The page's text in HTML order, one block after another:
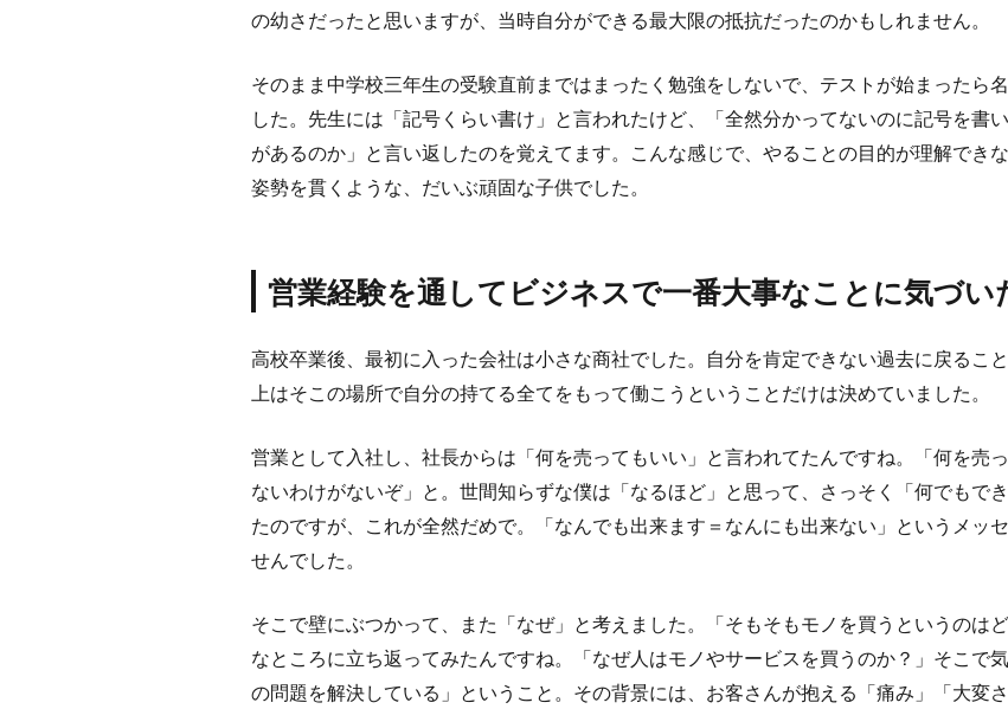
の幼さだったと思いますが、当時自分ができる最大限の抵抗だったのかもしれません。
そのまま中学校三年生の受験直前まではまったく勉強をしないで、テストが始まったら
した。先生には「記号くらい書け」と言われたけど、「全然分かってないのに記号を書
があるのか」と言い返したのを覚えてます。こんな感じで、やることの目的が理解でき
姿勢を貫くような、だいぶ頑固な子供でした。
営業経験を通してビジネスで一番大事なことに気づい
高校卒業後、最初に入った会社は小さな商社でした。自分を肯定できない過去に戻るこ
上はそこの場所で自分の持てる全てをもって働こうということだけは決めていました。
営業として入社し、社長からは「何を売ってもいい」と言われてたんですね。「何を売
ないわけがないぞ」と。世間知らずな僕は「なるほど」と思って、さっそく「何でもで
たのですが、これが全然だめで。「なんでも出来ます＝なんにも出来ない」というメッ
せんでした。
そこで壁にぶつかって、また「なぜ」と考えました。「そもそもモノを買うというのは
なところに立ち返ってみたんですね。「なぜ人はモノやサービスを買うのか？」そこで
の問題を解決している」ということ。その背景には、お客さんが抱える「痛み」「大変